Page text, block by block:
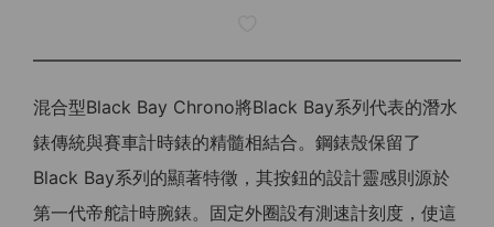
混合型Black Bay Chrono將Black Bay系列代表的潛水
錶傳統與賽車計時錶的精髓相結合。鋼錶殼保留了
Black Bay系列的顯著特徵，其按鈕的設計靈感則源於
第一代帝舵計時腕錶。固定外圈設有測速計刻度，使這